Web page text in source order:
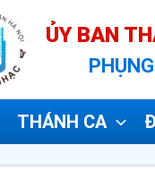
ỦY BAN
THÁNH CA